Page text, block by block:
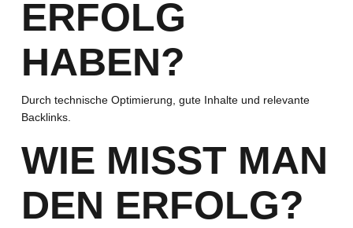
ERFOLG
HABEN?
Durch technische Optimierung, gute Inhalte und relevante
Backlinks.
WIE MISST MAN
DEN ERFOLG?